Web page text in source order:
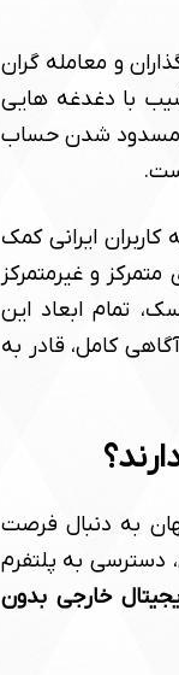
و معامله گران
با دغدغه هایی
مسدود شدن حساب
ایرانی کمک
و غیرمتمرکز
تمام ابعاد این
کامل، قادر به
به دنبال فرصت
دسترسی به پلتفرم
خارجی بدون